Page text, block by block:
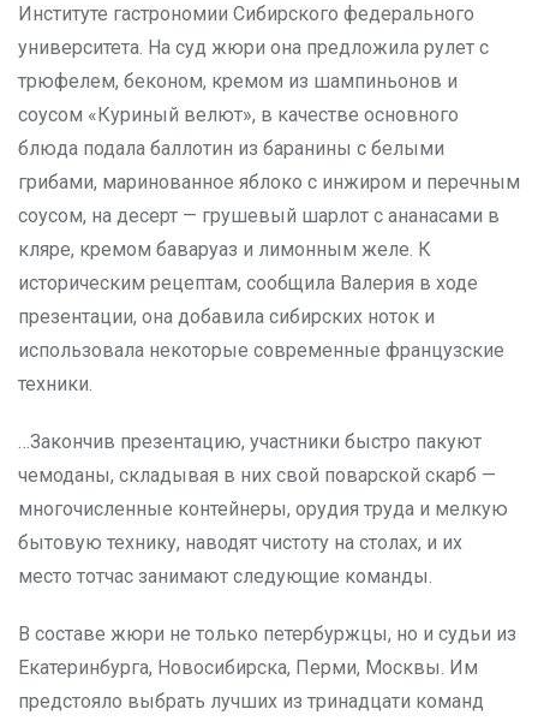
Институте гастрономии Сибирского федерального
университета. На суд жюри она предложила рулет с
трюфелем, беконом, кремом из шампиньонов и
соусом «Куриный велют», в качестве основного
блюда подала баллотин из баранины с белыми
грибами, маринованное яблоко с инжиром и перечным
соусом, на десерт — грушевый шарлот с ананасами в
кляре, кремом баваруаз и лимонным желе. К
историческим рецептам, сообщила Валерия в ходе
презентации, она добавила сибирских ноток и
использовала некоторые современные французские
техники.
…Закончив презентацию, участники быстро пакуют
чемоданы, складывая в них свой поварской скарб —
многочисленные контейнеры, орудия труда и мелкую
бытовую технику, наводят чистоту на столах, и их
место тотчас занимают следующие команды.
В составе жюри не только петербуржцы, но и судьи из
Екатеринбурга, Новосибирска, Перми, Москвы. Им
предстояло выбрать лучших из тринадцати команд